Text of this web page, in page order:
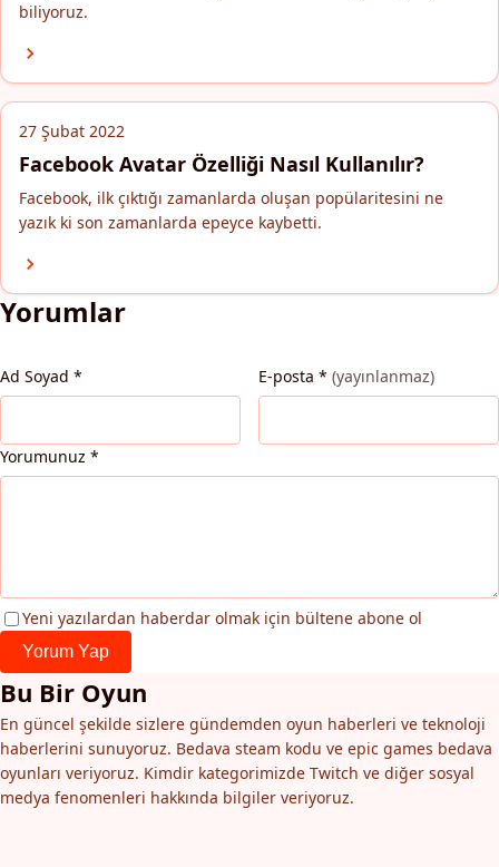
biliyoruz.
27 Şubat 2022
Facebook Avatar Özelliği Nasıl Kullanılır?
Facebook, ilk çıktığı zamanlarda oluşan popülaritesini ne
yazık ki son zamanlarda epeyce kaybetti.
Yorumlar
Ad Soyad * E-posta * (yayınlanmaz)
Yorumunuz *
Yeni yazılardan haberdar olmak için bültene abone ol
Yorum Yap
Bu Bir Oyun
En güncel şekilde sizlere gündemden oyun haberleri ve teknoloji
haberlerini sunuyoruz. Bedava steam kodu ve epic games bedava
oyunları veriyoruz. Kimdir kategorimizde Twitch ve diğer sosyal
medya fenomenleri hakkında bilgiler veriyoruz.